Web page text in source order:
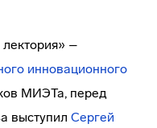
–
инновационного
МИЭТа, перед
выступил Сергей